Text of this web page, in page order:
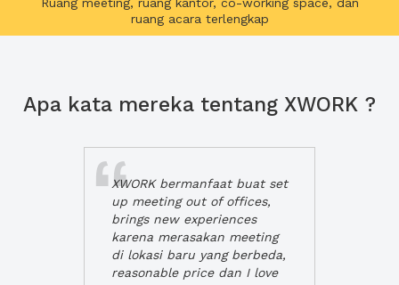
ruang acara terlengkap
Apa kata mereka tentang XWORK ?
XWORK bermanfaat buat set
up meeting out of offices,
brings new experiences
karena merasakan meeting
di lokasi baru yang berbeda,
reasonable price dan I love